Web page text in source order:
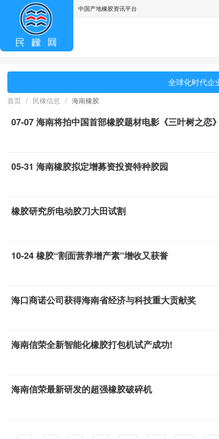
中国产地橡胶资讯平台
全球化时代企
首页 / 民橡信息 / 海南橡胶
07-07 海南将拍中国首部橡胶题材电影《三叶树之恋
05-31 海南橡胶拟定增募资投资特种胶园
橡胶研究所电动胶刀大田试割
10-24 橡胶“割面营养增产素”增收又获誉
海口商诺公司获得海南省经济与科技重大贡献奖
海南信荣全新智能化橡胶打包机试产成功!
海南信荣最新研发的超强橡胶破碎机